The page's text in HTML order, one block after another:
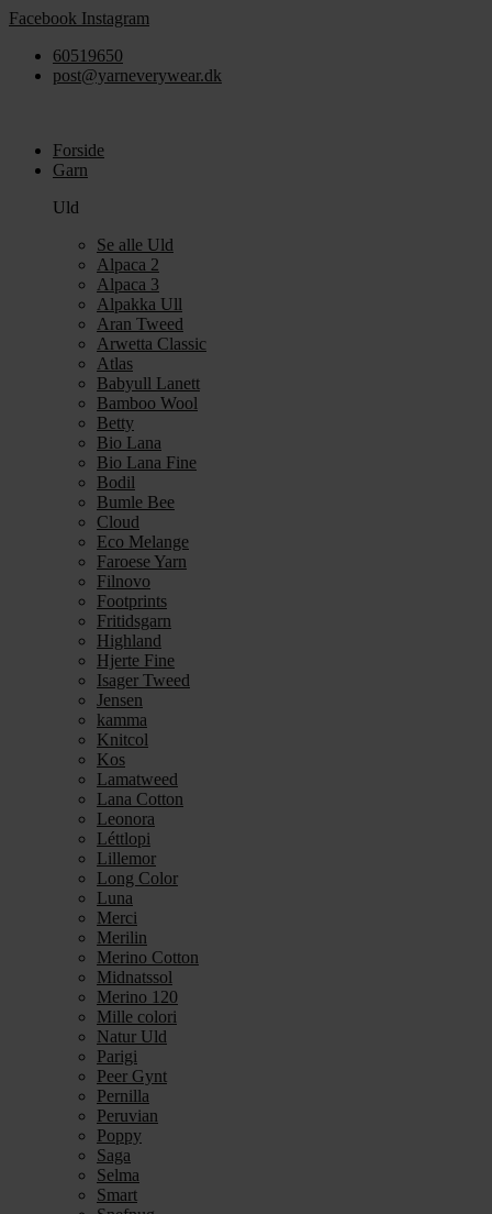
Videre
indhold
Facebook Instagram
60519650
post@yarneverywear.dk
Forside
Garn
Uld
Se alle Uld
Alpaca 2
Alpaca 3
Alpakka Ull
Aran Tweed
Arwetta Classic
Atlas
Babyull Lanett
Bamboo Wool
Betty
Bio Lana
Bio Lana Fine
Bodil
Bumle Bee
Cloud
Eco Melange
Faroese Yarn
Filnovo
Footprints
Fritidsgarn
Highland
Hjerte Fine
Isager Tweed
Jensen
kamma
Knitcol
Kos
Lamatweed
Lana Cotton
Leonora
Léttlopi
Lillemor
Long Color
Luna
Merci
Merilin
Merino Cotton
Midnatssol
Merino 120
Mille colori
Natur Uld
Parigi
Peer Gynt
Pernilla
Peruvian
Poppy
Saga
Selma
Smart